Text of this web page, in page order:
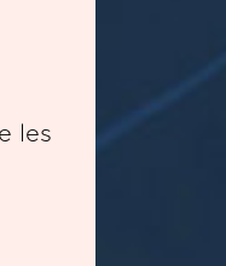
les